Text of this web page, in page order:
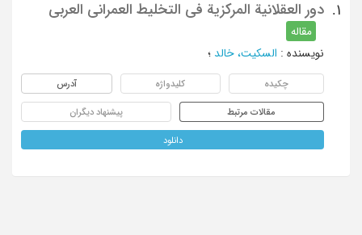
1. دور العقلانیة المرکزیة فی التخلیط العمرانی العربی
مقاله
نویسنده : السکیت، خالد ؛
چکیده کلیدواژه آدرس
مقالات مرتبط پیشنهاد دیگران
دانلود